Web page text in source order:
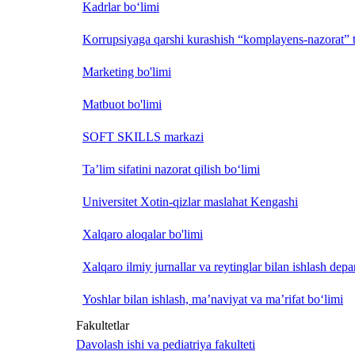
Kadrlar bo‘limi
Korrupsiyaga qarshi kurashish “komplayens-
Marketing bo'limi
Matbuot bo'limi
SOFT SKILLS markazi
Ta’lim sifatini nazorat qilish bo‘limi
Universitet Xotin-qizlar maslahat Kengashi
Xalqaro aloqalar bo'limi
Xalqaro ilmiy jurnallar va reytinglar bilan ishlash
Yoshlar bilan ishlash, ma’naviyat va ma’rifat bo‘limi
Fakultetlar
Davolash ishi va pediatriya fakulteti